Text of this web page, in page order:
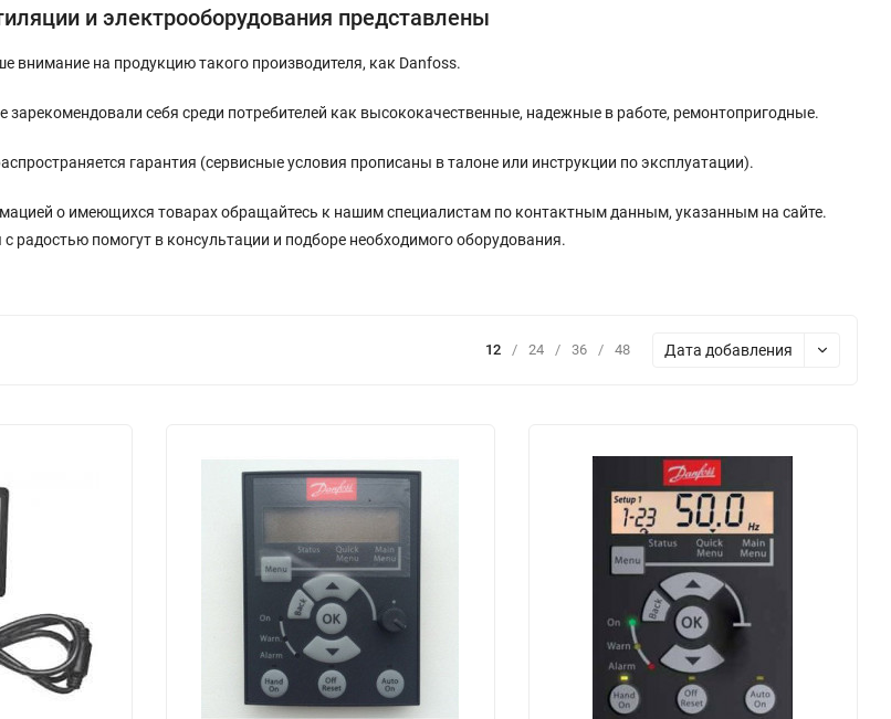
и электрооборудования представлены
внимание на продукцию такого производителя, как Danfoss.
зарекомендовали себя среди потребителей как высококачественные, надежные в работе, ремонтопригодные.
гарантия (сервисные условия прописаны в талоне или инструкции по эксплуатации).
о имеющихся товарах обращайтесь к нашим специалистам по контактным данным, указанным на сайте.
помогут в консультации и подборе необходимого оборудования.
12 / 24 / 36 / 48 Дата добавления